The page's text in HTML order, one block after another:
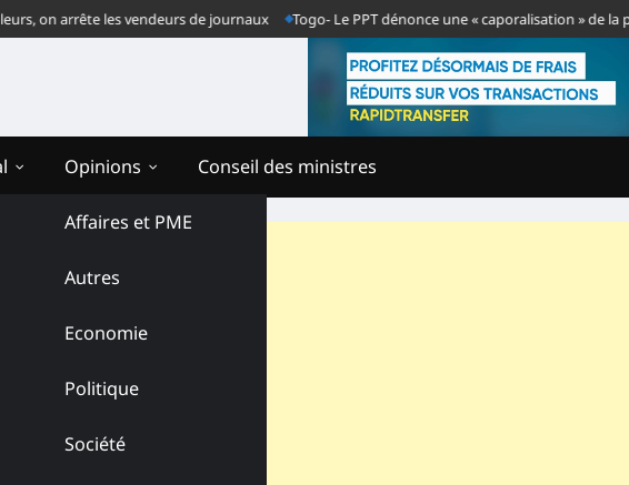
arrête les vendeurs de journaux Togo- Le PPT dénonce une « caporalisation » de la presse
Opinions
Affaires et PME
Autres
Economie
Politique
Société
Conseil des ministres